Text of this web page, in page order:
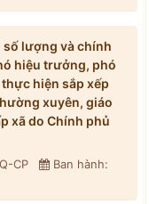
số lượng và chính
hiệu trưởng, phó
hiện sắp xếp
xuyên, giáo
xã do Chính phủ
CP
Ban hành: